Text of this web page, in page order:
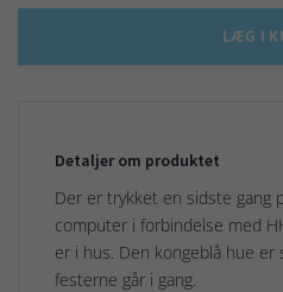
LÆG I
Detaljer om produktet
Der er trykket en sidste gang
computer i forbindelse med
er i hus. Den kongeblå hue er
festerne går i gang.